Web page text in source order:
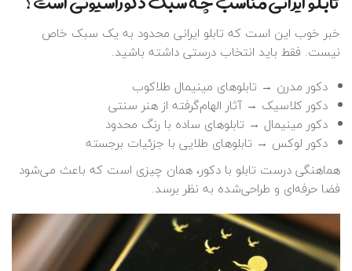
خبر خوب این است که تابلو ایرانی محدود به یک سبک خاص
نیست. فقط باید انتخاب درستی داشته باشید.
دکور مدرن → تابلوهای مینیمال طلاکوب
دکور کلاسیک → آثار الهام‌گرفته از هنر سنتی
دکور مینیمال → تابلوهای ساده با رنگ محدود
دکور لوکس → تابلوهای طلایی با جزئیات برجسته
هماهنگی درست تابلو با دکور، همان چیزی است که باعث می‌شود
فضا حرفه‌ای و طراحی‌شده به نظر برسد.